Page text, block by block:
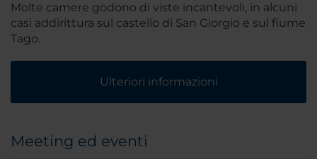
Molte camere godono di viste incantevoli, in alcuni
casi addirittura sul castello di San Giorgio e sul fiume
Tago.
Ulteriori informazioni
Meeting ed eventi